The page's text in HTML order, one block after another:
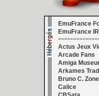
EmuFrance
EmuFrance
Actus Jeux
Arcade Fans
Amiga
Arkames
Bruno C. Zone
Calice